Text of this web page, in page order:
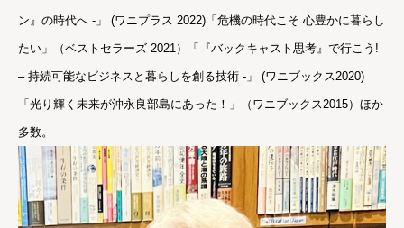
ン』の時代へ -」 (ワニプラス 2022)「危機の時代こそ 心豊かに暮らし
たい」（ベストセラーズ 2021）「『バックキャスト思考』で行こう!
– 持続可能なビジネスと暮らしを創る技術 -」 (ワニブックス2020)
「光り輝く未来が沖永良部島にあった！」（ワニブックス2015）ほか
多数。